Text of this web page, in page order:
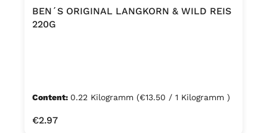
BEN´S ORIGINAL LANGKORN & WILD REIS
220G
Content: 0.22 Kilogramm (€13.50 / 1 Kilogramm )
Regular price:
€2.97